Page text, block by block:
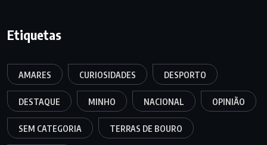
Etiquetas
AMARES CURIOSIDADES DESPORTO
DESTAQUE MINHO NACIONAL OPINIÃO
SEM CATEGORIA TERRAS DE BOURO